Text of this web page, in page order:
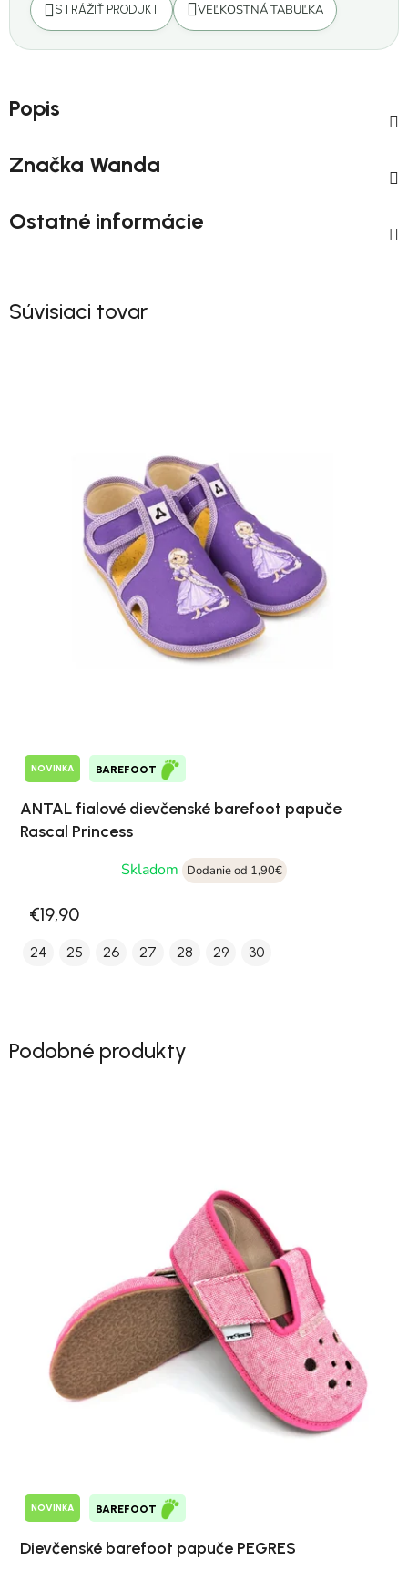
STRÁŽIŤ PRODUKT VEĽKOSTNÁ TABUĽKA
Popis
Značka Wanda
Ostatné informácie
Súvisiaci tovar
NOVINKA BAREFOOT
ANTAL fialové dievčenské barefoot papuče
Rascal Princess
Skladom
Dodanie od 1,90€
€19,90
24 25 26 27 28 29 30
Podobné produkty
NOVINKA BAREFOOT
Dievčenské barefoot papuče PEGRES